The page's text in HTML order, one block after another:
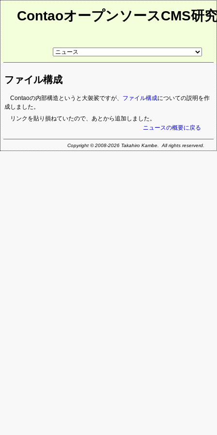
ContaoオープンソースCMS研
リ
ペ
ー
ファイル構成
Contaoの内部構造というと大袈裟ですが、 ファイル構成についての説明を作
成しました。
リンクを貼り損ねていたので、あとから追加しました。
ニュースの概要に戻る
Copyright © 2008-2026 Takahiro Kambe. All rights reserverd.